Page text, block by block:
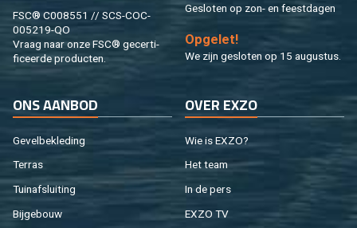
FSC® C008551 // SCS-COC-
005219-QO
Vraag naar onze FSC® ge­cer­ti­
fi­ceer­de pro­duc­ten.
Ge­slo­ten op zon- en feest­da­gen
Op­ge­let!
We zijn ge­slo­ten op 15 au­gus­tus.
ONS AAN­BOD
Ge­vel­be­kle­ding
Ter­ras
Tuin­af­slui­ting
Bij­ge­bouw
OVER EXZO
Wie is EXZO?
Het team
In de pers
EXZO TV